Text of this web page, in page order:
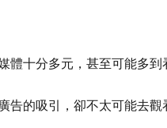
體十分多元，甚至可能多到
告的吸引，卻不太可能去觀